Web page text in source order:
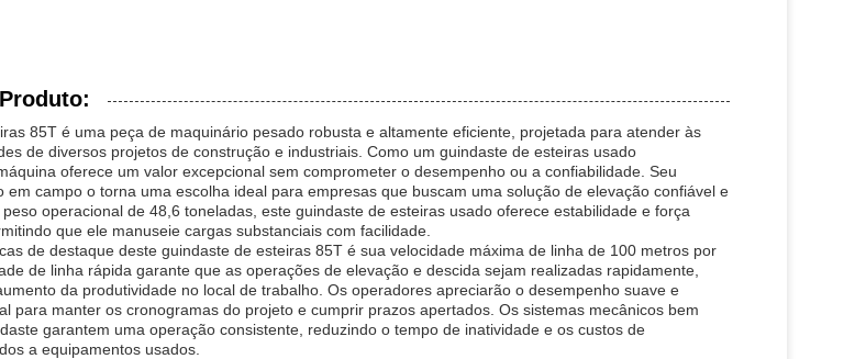
85T é uma peça de maquinário pesado robusta e altamente eficiente, projetada para atender às
de diversos projetos de construção e industriais. Como um guindaste de esteiras usado
oferece um valor excepcional sem comprometer o desempenho ou a confiabilidade. Seu
em campo o torna uma escolha ideal para empresas que buscam uma solução de elevação confiável e
operacional de 48,6 toneladas, este guindaste de esteiras usado oferece estabilidade e força
que ele manuseie cargas substanciais com facilidade.
de destaque deste guindaste de esteiras 85T é sua velocidade máxima de linha de 100 metros por
de linha rápida garante que as operações de elevação e descida sejam realizadas rapidamente,
da produtividade no local de trabalho. Os operadores apreciarão o desempenho suave e
para manter os cronogramas do projeto e cumprir prazos apertados. Os sistemas mecânicos bem
garantem uma operação consistente, reduzindo o tempo de inatividade e os custos de
a equipamentos usados.